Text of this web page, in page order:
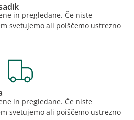
in pregledane. Če niste
svetujemo ali poiščemo ustrezno
in pregledane. Če niste
svetujemo ali poiščemo ustrezno